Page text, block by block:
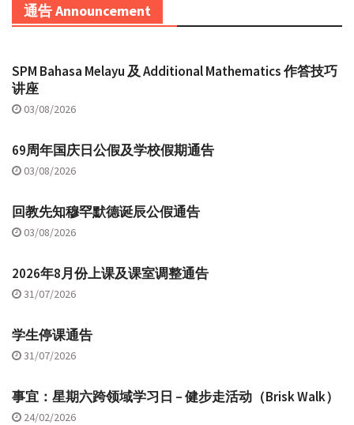
通告 Announcement
SPM Bahasa Melayu 及 Additional Mathematics 作答技巧
讲座
03/08/2026
69周年国庆日公假及学校假期通告
03/08/2026
回教先知穆罕默德诞辰公假通告
03/08/2026
2026年8月份上课及课室调整通告
31/07/2026
学生停课通告
31/07/2026
事宜：星期六跨领域学习日 – 健步走活动（Brisk Walk）
24/02/2026